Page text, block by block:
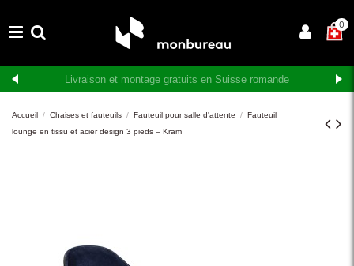
×0
Livraison et montage gratuits en Suisse romande
Accueil Chaises et fauteuils Fauteuil pour salle d'attente
Fauteuil
lounge en tissu et acier design 3 pieds – Kram